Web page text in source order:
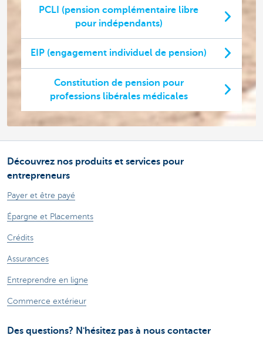
PCLI (pension complémentaire libre
pour indépendants)
EIP (engagement individuel de pension)
Constitution de pension pour
professions libérales médicales
Découvrez nos produits et services pour
entrepreneurs
Payer et être payé
Épargne et Placements
Crédits
Assurances
Entreprendre en ligne
Commerce extérieur
Des questions? N'hésitez pas à nous contacter